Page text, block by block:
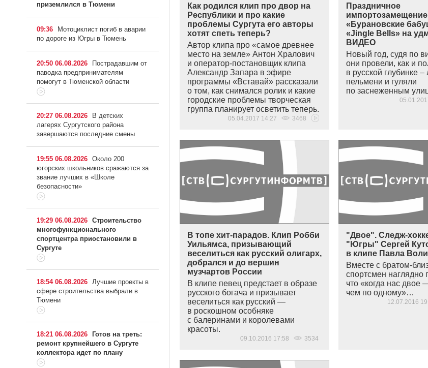
Как родился клип про двор на
Республики и про какие
проблемы Сургута его авторы
хотят спеть теперь?
Автор клипа про «самое древнее
место на земле» Антон Хралович
и оператор-постановщик клипа
Александр Запара в эфире
программы «Вставай» рассказали
о том, как снимался ролик и какие
городские проблемы творческая
группа планирует осветить теперь.
05.04.2017 14:27 3468
Праздничное
«Бурановские
«Jingle Bells» на
ВИДЕО
Новый год, судя по
они провели, как и
в русской глубинке –
пельмени и гуляли
по заснеженным
В топе хит-парадов. Клип Робби
Уильямса, призывающий
веселиться как русский олигарх,
добрался и до вершин
музчартов России
В клипе певец предстает в образе
русского богача и призывает
веселиться как русский —
в роскошном особняке
с балеринами и королевами
красоты.
09.10.2016 17:58 3534
"Двое". Следж-
"Югры" Сергей
в клипе Павла Воли
Вместе с братом-
спортсмен наглядно
что «когда нас двое
чем по одному»…
12.07.2016
приземлился в Тюмени
09:36
Мотоциклист погиб в аварии
по дороге из Югры в Тюмень
20:50 06.08.2026
Пострадавшим от
паводка предпринимателям
помогут в Тюменской области
20:27 06.08.2026
В детских
лагерях Сургутского района
завершаются последние смены
19:55 06.08.2026 Около 200
югорских школьников сражаются за
звание лучших в «Школе
безопасности»
19:29 06.08.2026 Строительство
многофункционального
спортцентра приостановили в
Сургуте
18:54 06.08.2026 Лучшие проекты в
сфере строительства выбрали в
Тюмени
18:21 06.08.2026
Готов на треть:
ремонт крупнейшего в Сургуте
коллектора идет по плану